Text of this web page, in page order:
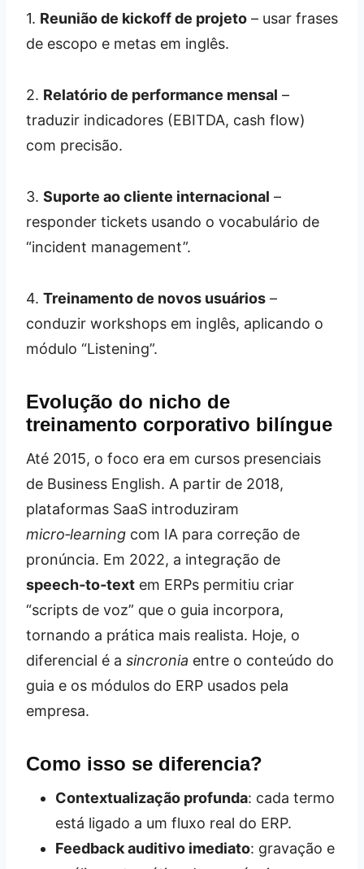
1. Reunião de kickoff de projeto – usar frases
de escopo e metas em inglês.
2. Relatório de performance mensal –
traduzir indicadores (EBITDA, cash flow)
com precisão.
3. Suporte ao cliente internacional –
responder tickets usando o vocabulário de
“incident management”.
4. Treinamento de novos usuários –
conduzir workshops em inglês, aplicando o
módulo “Listening”.
Evolução do nicho de
treinamento corporativo bilíngue
Até 2015, o foco era em cursos presenciais
de Business English. A partir de 2018,
plataformas SaaS introduziram
micro‑learning com IA para correção de
pronúncia. Em 2022, a integração de
speech‑to‑text em ERPs permitiu criar
“scripts de voz” que o guia incorpora,
tornando a prática mais realista. Hoje, o
diferencial é a sincronia entre o conteúdo do
guia e os módulos do ERP usados pela
empresa.
Como isso se diferencia?
Contextualização profunda: cada termo
está ligado a um fluxo real do ERP.
Feedback auditivo imediato: gravação e